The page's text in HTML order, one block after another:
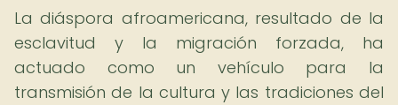
La diáspora afroamericana, resultado de la
esclavitud y la migración forzada, ha
actuado como un vehículo para la
transmisión de la cultura y las tradiciones del